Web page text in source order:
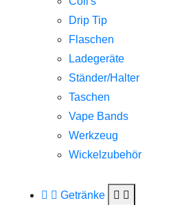
Drip Tip
Flaschen
Ladegeräte
Ständer/Halter
Taschen
Vape Bands
Werkzeug
Wickelzubehör
Getränke